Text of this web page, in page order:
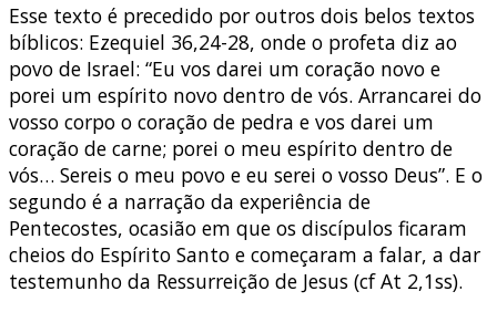
Esse texto é precedido por outros dois belos textos
bíblicos: Ezequiel 36,24-28, onde o profeta diz ao
povo de Israel: “Eu vos darei um coração novo e
porei um espírito novo dentro de vós. Arrancarei do
vosso corpo o coração de pedra e vos darei um
coração de carne; porei o meu espírito dentro de
vós… Sereis o meu povo e eu serei o vosso Deus”. E o
segundo é a narração da experiência de
Pentecostes, ocasião em que os discípulos ficaram
cheios do Espírito Santo e começaram a falar, a dar
testemunho da Ressurreição de Jesus (cf At 2,1ss).